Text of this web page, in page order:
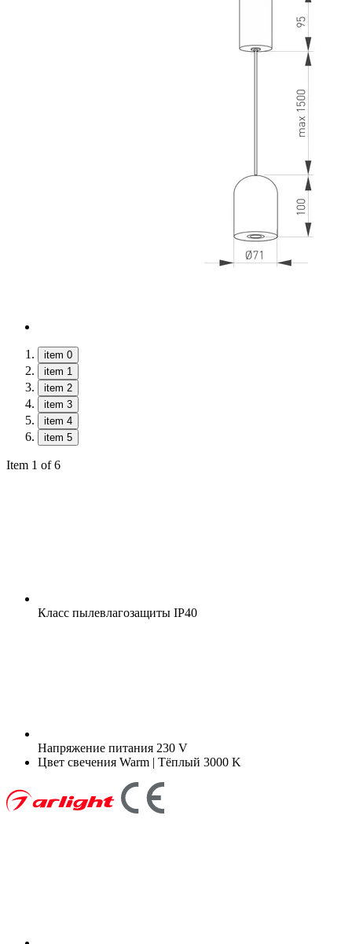
item 0
item 1
item 2
item 3
item 4
item 5
Item 1 of 6
Класс пылевлагозащиты IP40
Напряжение питания 230 V
Цвет свечения Warm | Тёплый 3000 K